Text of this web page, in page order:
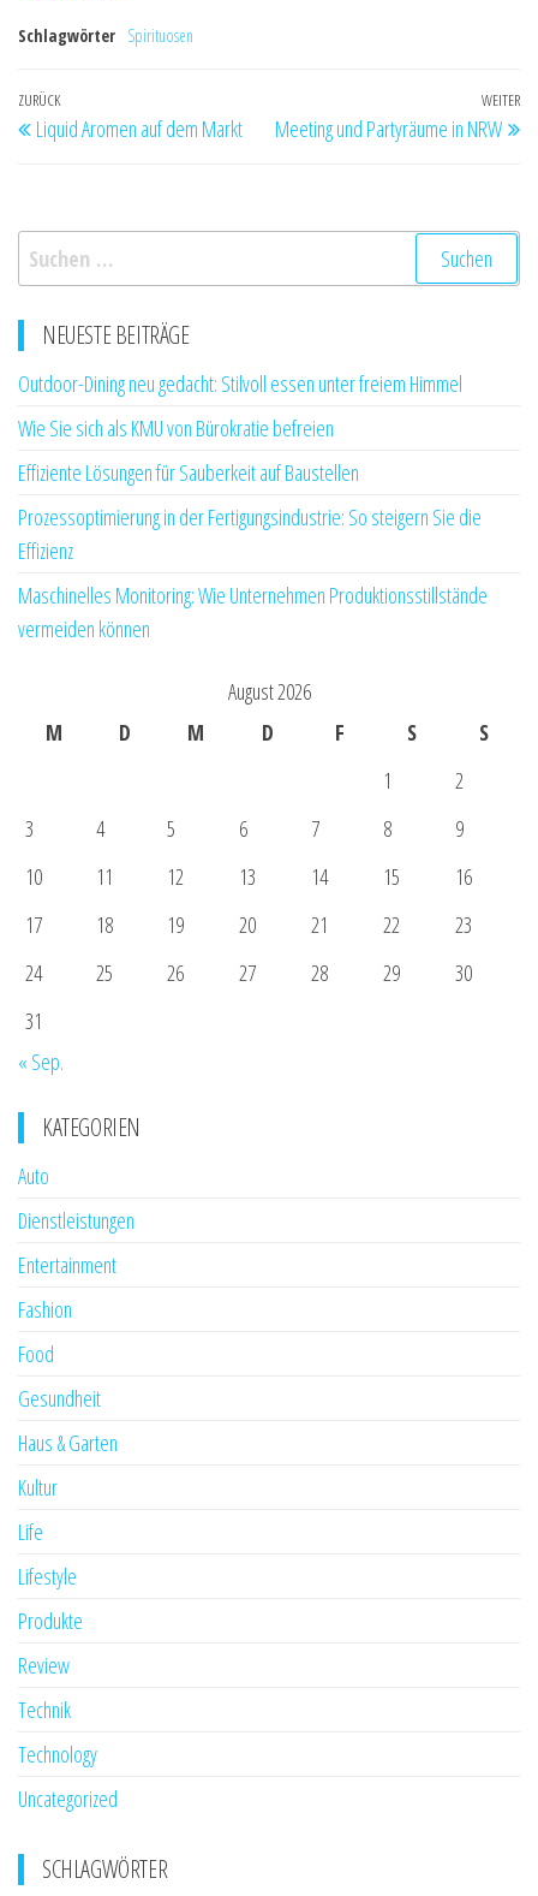
aufklären
Schlagwörter Spirituosen
Beitragsnavigation
Vorheriger
Beitrag
ZURÜCK
Liquid Aromen auf dem Markt
WEITER
Meeting und Partyräume in NRW
Suchen
nach:
NEUESTE BEITRÄGE
Outdoor-Dining neu gedacht: Stilvoll essen unter freiem Himmel
Wie Sie sich als KMU von Bürokratie befreien
Effiziente Lösungen für Sauberkeit auf Baustellen
Prozessoptimierung in der Fertigungsindustrie: So steigern Sie die
Effizienz
Maschinelles Monitoring: Wie Unternehmen Produktionsstillstände
vermeiden können
August 2026
M
D M D F S
S
1
2
3
4 5 6 7 8
9
10
11 12 13 14 15
16
17
18 19 20 21 22
23
24
25 26 27 28 29
30
31
« Sep.
KATEGORIEN
Auto
Dienstleistungen
Entertainment
Fashion
Food
Gesundheit
Haus & Garten
Kultur
Life
Lifestyle
Produkte
Review
Technik
Technology
Uncategorized
SCHLAGWÖRTER